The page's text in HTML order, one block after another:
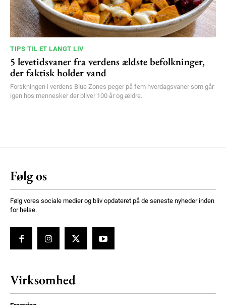
TIPS TIL ET LANGT LIV
5 levetidsvaner fra verdens ældste befolkninger,
der faktisk holder vand
Forskningen i verdens Blue Zones peger på fem hverdagsvaner som går
igen hos mennesker der bliver 100 år og ældre.
Følg os
Følg vores sociale medier og bliv opdateret på de seneste nyheder inden
for helse.
Virksomhed